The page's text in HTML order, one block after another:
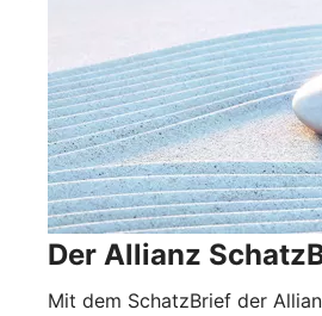
Der Allianz
Mit dem SchatzBrief der